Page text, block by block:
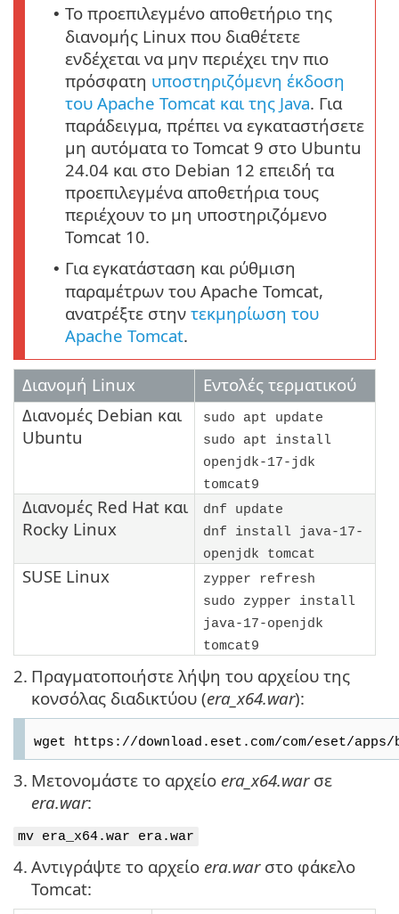
• Το προεπιλεγμένο αποθετήριο της
διανομής Linux που διαθέτετε
ενδέχεται να μην περιέχει την πιο
πρόσφατη υποστηριζόμενη έκδοση
του Apache Tomcat και της Java. Για
παράδειγμα, πρέπει να εγκαταστήσετε
μη αυτόματα το Tomcat 9 στο Ubuntu
24.04 και στο Debian 12 επειδή τα
προεπιλεγμένα αποθετήρια τους
περιέχουν το μη υποστηριζόμενο
Tomcat 10.
• Για εγκατάσταση και ρύθμιση
παραμέτρων του Apache Tomcat,
ανατρέξτε στην τεκμηρίωση του
Apache Tomcat.
Διανομή Linux
Εντολές τερματικού
Διανομές Debian και
Ubuntu
sudo apt update
sudo apt install
openjdk-17-jdk
tomcat9
Διανομές Red Hat και
Rocky Linux
dnf update
dnf install java-17-
openjdk tomcat
SUSE Linux
zypper refresh
sudo zypper install
java-17-openjdk
tomcat9
2. Πραγματοποιήστε λήψη του αρχείου της
κονσόλας διαδικτύου (era_x64.war):
wget https://download.eset.com/com/eset/
3. Μετονομάστε το αρχείο era_x64.warσε
era.war:
mv era_x64.war era.war
4. Αντιγράψτε το αρχείο era.warστο φάκελο
Tomcat: